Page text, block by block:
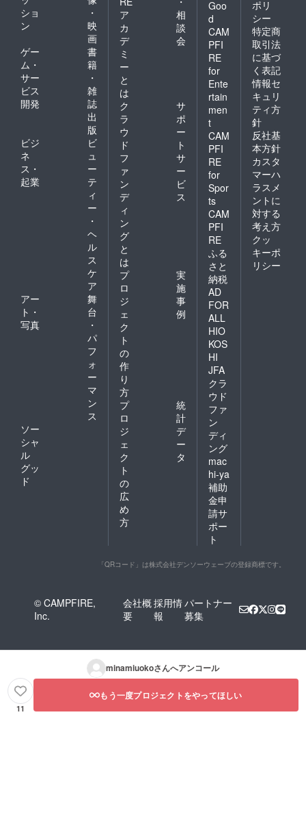
ショ
ン
・
映
画
ゲー
ム・
サー
ビス
開発
書
籍
・
雑
誌
出
版
ビジ
ネ
ス・
起業
ビ
ュ
ー
テ
ィ
ー
・
ヘ
ル
ス
ケ
ア
アー
ト・
写真
舞
台
・
パ
フ
ォ
ー
マ
ン
ス
ソー
シャ
ル
グッ
ド
ア
カ
デ
ミ
ー
と
は
相
談
会
ク
ラ
ウ
ド
フ
ァ
ン
デ
ィ
ン
グ
と
は
サ
ポ
ー
ト
サ
ー
ビ
ス
プ
ロ
ジ
ェ
ク
ト
の
作
り
方
実
施
事
例
プ
ロ
ジ
ェ
ク
ト
の
広
め
方
統
計
デ
ー
タ
Goo
d
CAM
PFI
RE
for
Ente
rtain
men
t
CAM
PFI
RE
for
Spor
ts
CAM
PFI
RE
ふる
さと
納税
AD
FOR
ALL
HIO
KOS
HI
JFA
クラ
ウド
ファ
ン
ディ
ング
mac
hi-ya
補助
金申
請サ
ポー
ト
ポリ
シー
特定商
取引法
に基づ
く表記
情報セ
キュリ
ティ方
針
反社基
本方針
カスタ
マーハ
ラスメ
ントに
対する
考え方
クッ
キーポ
リシー
「QRコード」は株式会社デンソーウェーブの登録商標です。
© CAMPFIRE,
Inc.
会社概
要
採用情
報
パートナー
募集
minamiuokoさんへアンコール
11
もう一度プロジェクトをやってほしい